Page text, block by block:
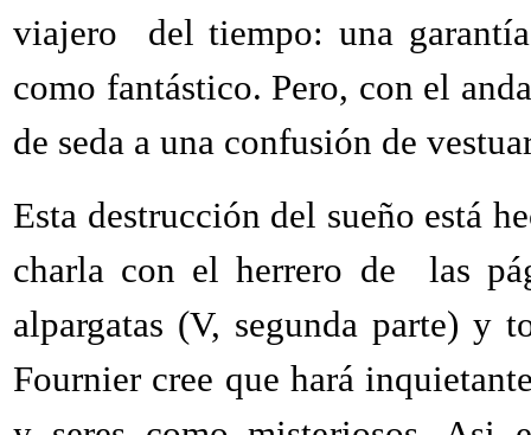
viajero del tiempo: una
como fantástico. Pero, con el
de seda a una confusión de
Esta destrucción del sueño está
charla con el herrero de las
alpargatas (V, segunda parte) y
Fournier cree que hará